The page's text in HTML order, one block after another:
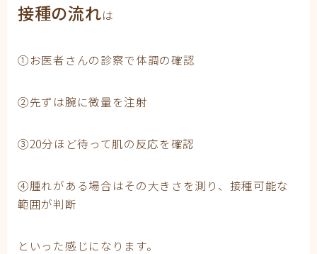
接種の流れは
➀お医者さんの診察で体調の確認
②先ずは腕に微量を注射
③20分ほど待って肌の反応を確認
④腫れがある場合はその大きさを測り、接種可能な
範囲が判断
といった感じになります。